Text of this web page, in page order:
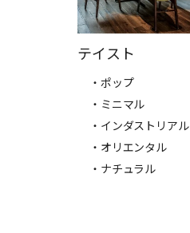
テイスト
・ポップ
・ミニマル
・インダストリアル
・オリエンタル
・ナチュラル